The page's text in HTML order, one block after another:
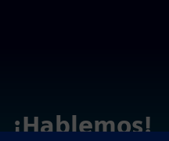
¡Hablemos!